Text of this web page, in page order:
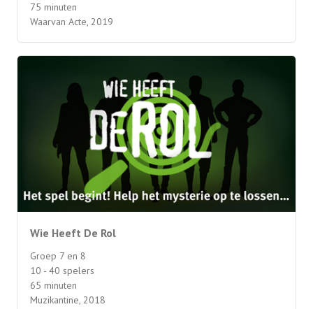
75 minuten
Waarvan Acte, 2019
Wie Heeft De Rol
Groep 7 en 8
10 - 40 spelers
65 minuten
Muzikantine, 2018